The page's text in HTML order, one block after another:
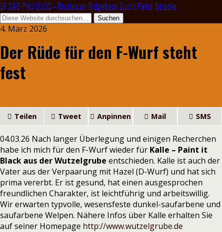
OF DAO PHU QUOC - Rhodesian Ridgeback Zucht Petra Stracke
4. März 2026
Der Rüde für den F-Wurf steht
fest
Teilen Tweet Anpinnen Mail SMS
04.03.26 Nach langer Überlegung und einigen Recherchen
habe ich mich für den F-Wurf wieder für Kalle – Paint it
Black aus der Wutzelgrube entschieden. Kalle ist auch der
Vater aus der Verpaarung mit Hazel (D-Wurf) und hat sich
prima vererbt. Er ist gesund, hat einen ausgesprochen
freundlichen Charakter, ist leichtführig und arbeitswillig.
Wir erwarten typvolle, wesensfeste dunkel-saufarbene und
saufarbene Welpen. Nähere Infos über Kalle erhalten Sie
auf seiner Homepage http://www.wutzelgrube.de